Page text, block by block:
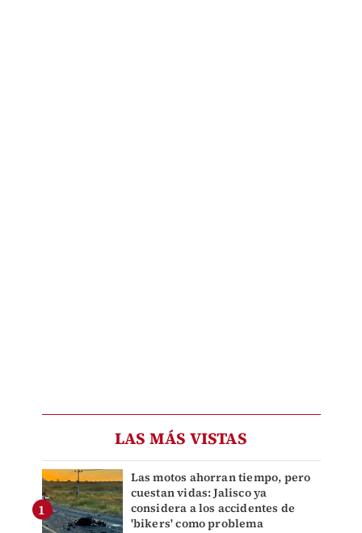
LAS MÁS VISTAS
Las motos ahorran tiempo, pero
cuestan vidas: Jalisco ya
considera a los accidentes de
'bikers' como problema